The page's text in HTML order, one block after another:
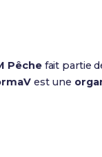
Pêchefait partie
est une